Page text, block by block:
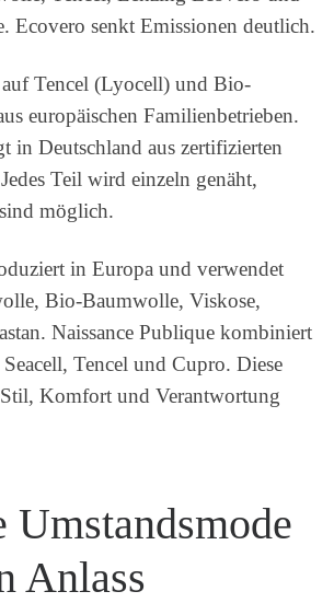
Ecovero senkt Emissionen deutlich.
Tencel (Lyocell) und Bio-
europäischen Familienbetrieben.
in Deutschland aus zertifizierten
Teil wird einzeln genäht,
möglich.
in Europa und verwendet
Bio-Baumwolle, Viskose,
Naissance Publique kombiniert
Tencel und Cupro. Diese
Komfort und Verantwortung
Anlass